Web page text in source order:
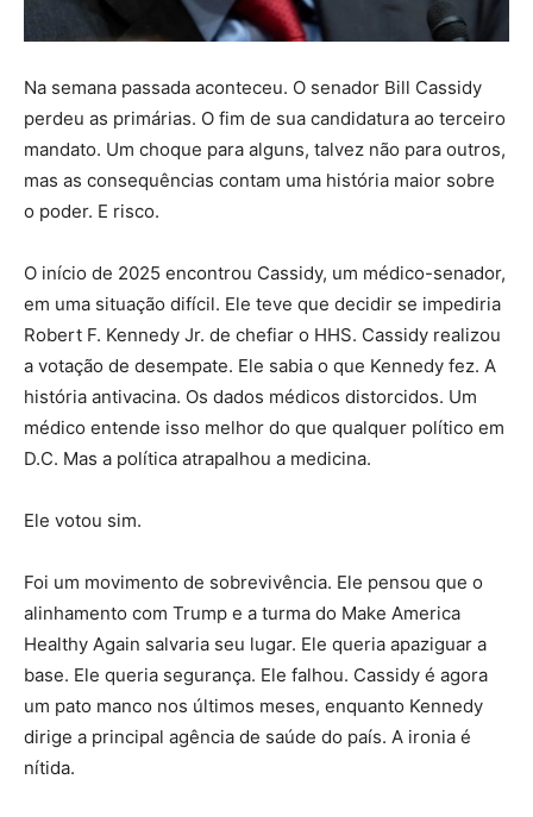
Na semana passada aconteceu. O senador Bill Cassidy
perdeu as primárias. O fim de sua candidatura ao terceiro
mandato. Um choque para alguns, talvez não para outros,
mas as consequências contam uma história maior sobre
o poder. E risco.
O início de 2025 encontrou Cassidy, um médico-senador,
em uma situação difícil. Ele teve que decidir se impediria
Robert F. Kennedy Jr. de chefiar o HHS. Cassidy realizou
a votação de desempate. Ele sabia o que Kennedy fez. A
história antivacina. Os dados médicos distorcidos. Um
médico entende isso melhor do que qualquer político em
D.C. Mas a política atrapalhou a medicina.
Ele votou sim.
Foi um movimento de sobrevivência. Ele pensou que o
alinhamento com Trump e a turma do Make America
Healthy Again salvaria seu lugar. Ele queria apaziguar a
base. Ele queria segurança. Ele falhou. Cassidy é agora
um pato manco nos últimos meses, enquanto Kennedy
dirige a principal agência de saúde do país. A ironia é
nítida.